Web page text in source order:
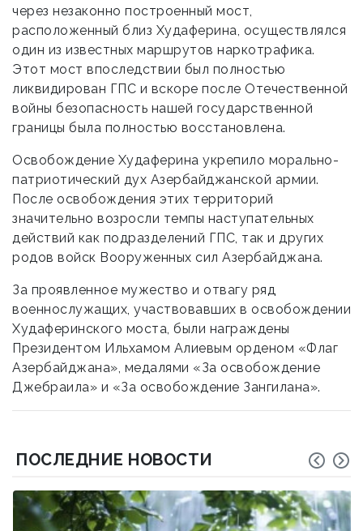
через незаконно построенный мост,
расположенный близ Худаферина, осуществлялся
один из известных маршрутов наркотрафика.
Этот мост впоследствии был полностью
ликвидирован ГПС и вскоре после Отечественной
войны безопасность нашей государственной
границы была полностью восстановлена.
Освобождение Худаферина укрепило морально-
патриотический дух Азербайджанской армии.
После освобождения этих территорий
значительно возросли темпы наступательных
действий как подразделений ГПС, так и других
родов войск Вооруженных сил Азербайджана.
За проявленное мужество и отвагу ряд
военнослужащих, участвовавших в освобождении
Худаферинского моста, были награждены
Президентом Ильхамом Алиевым орденом «Флаг
Азербайджана», медалями «За освобождение
Джебраила» и «За освобождение Зангилана».
ПОСЛЕДНИЕ НОВОСТИ